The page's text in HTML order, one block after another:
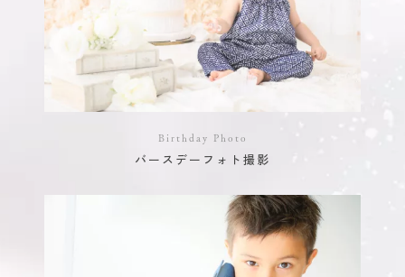
Birthday Photo
バースデーフォト撮影